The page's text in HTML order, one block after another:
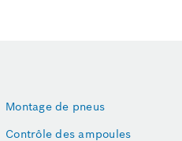
Montage de pneus
Contrôle des ampoules